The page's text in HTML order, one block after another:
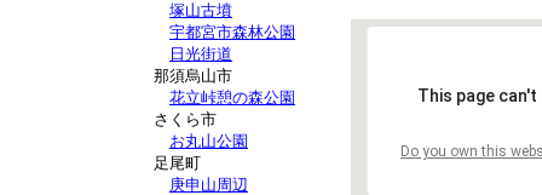
塚山古墳
宇都宮市森林公園
日光街道
那須烏山市
花立峠憩の森公園
さくら市
お丸山公園
足尾町
庚申山周辺
This page
Do you own this